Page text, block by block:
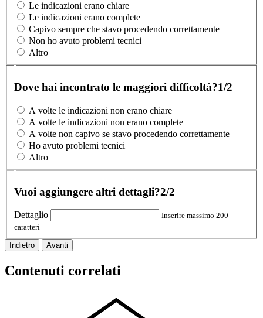
Le indicazioni erano chiare
Le indicazioni erano complete
Capivo sempre che stavo procedendo correttamente
Non ho avuto problemi tecnici
Altro
Dove hai incontrato le maggiori difficoltà?1/2
A volte le indicazioni non erano chiare
A volte le indicazioni non erano complete
A volte non capivo se stavo procedendo correttamente
Ho avuto problemi tecnici
Altro
Vuoi aggiungere altri dettagli?2/2
Dettaglio
Inserire massimo 200
caratteri
Indietro Avanti
Contenuti correlati